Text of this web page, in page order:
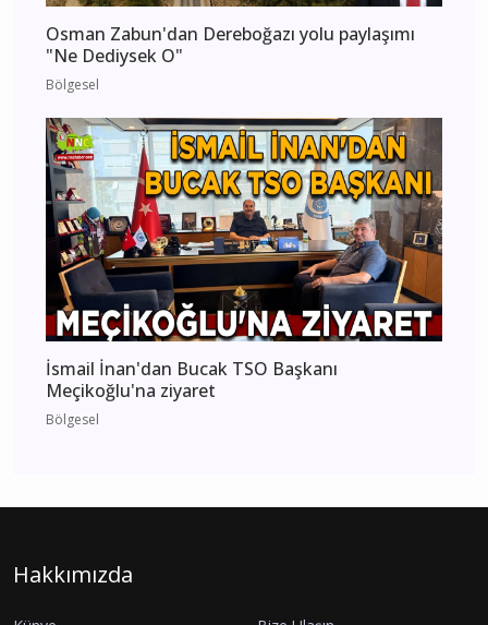
Osman Zabun'dan Dereboğazı yolu paylaşımı
"Ne Dediysek O"
Bölgesel
İsmail İnan'dan Bucak TSO Başkanı
Meçikoğlu'na ziyaret
Bölgesel
Hakkımızda